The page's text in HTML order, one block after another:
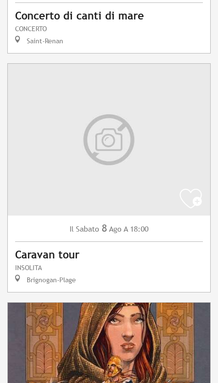
Concerto di canti di mare
CONCERTO
Saint-Renan
Il Sabato 8 Ago A 18:00
Caravan tour
INSOLITA
Brignogan-Plage